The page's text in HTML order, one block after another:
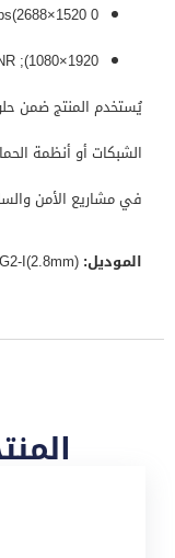
0 lux with IR; 25fps/30fps(2688×1520
1920×1080); VCA functions; 3 streams; 3D DNR;
يُستخدم المنتج ضمن
الشبكات أو أنظمة
في مشاريع الأمن
الموديل: